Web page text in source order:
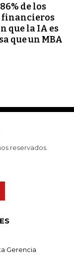
de los
financieros
que la IA es
que un MBA
reservados.
Gerencia